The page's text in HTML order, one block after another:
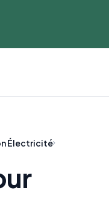
Électricité